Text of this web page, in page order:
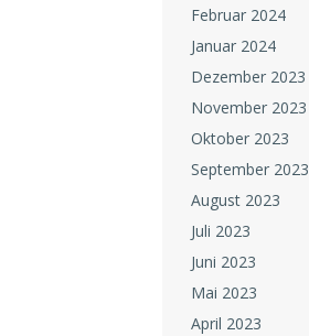
Februar 2024
Januar 2024
Dezember 2023
November 2023
Oktober 2023
September 2023
August 2023
Juli 2023
Juni 2023
Mai 2023
April 2023